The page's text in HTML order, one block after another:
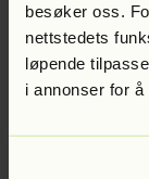
besøker oss.
nettstedets
løpende
i annonser for